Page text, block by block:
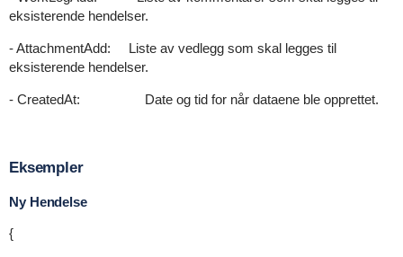
eksisterende hendelser.
- AttachmentAdd: Liste av vedlegg som skal legges til
eksisterende hendelser.
- CreatedAt: Date og tid for når dataene ble opprettet.
Eksempler
Ny Hendelse
{